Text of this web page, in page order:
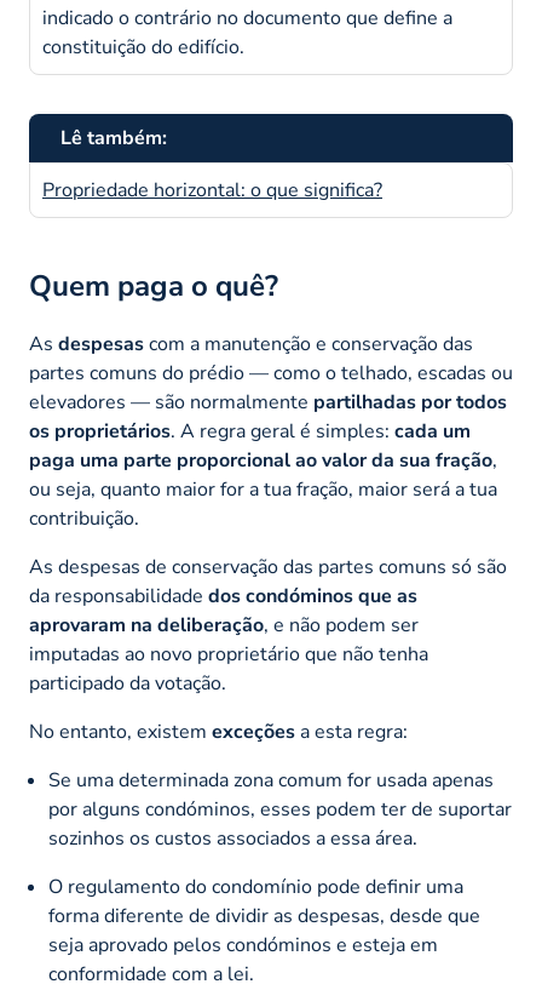
indicado o contrário no documento que define a
constituição do edifício.
Lê também:
Propriedade horizontal: o que significa?
Quem paga o quê?
As despesascom a manutenção e conservação das
partes comuns do prédio — como o telhado, escadas ou
elevadores — são normalmente partilhadas por todos
os proprietários. A regra geral é simples: cada um
paga uma parte proporcional ao valor da sua fração,
ou seja, quanto maior for a tua fração, maior será a tua
contribuição.
As despesas de conservação das partes comuns só são
da responsabilidade dos condóminos que as
aprovaram na deliberação, e não podem ser
imputadas ao novo proprietário que não tenha
participado da votação.
No entanto, existem exceções a esta regra:
Se uma determinada zona comum for usada apenas
por alguns condóminos, esses podem ter de suportar
sozinhos os custos associados a essa área.
O regulamento do condomínio pode definir uma
forma diferente de dividir as despesas, desde que
seja aprovado pelos condóminos e esteja em
conformidade com a lei.